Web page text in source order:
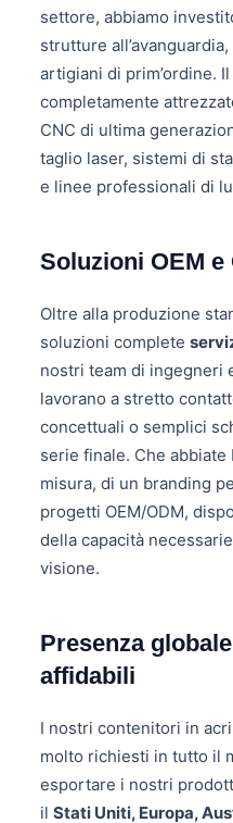
settore, abbiamo
strutture
artigiani di prim’ordine.
completamente
CNC di ultima
taglio laser, sistemi di
e linee professionali di
Soluzioni OEM
Oltre alla produzione
soluzioni complete
nostri team di ingegneri
lavorano a stretto
concettuali o semplici
serie finale. Che
misura, di un branding
progetti OEM/ODM,
della capacità
visione.
Presenza
affidabili
I nostri contenitori in
molto richiesti in tutto il
esportare i nostri
ilStati Uniti, Europa,